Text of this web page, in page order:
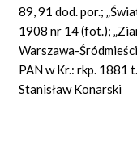
89, 91 dod. por.;
1908 nr 14 (fot.);
Warszawa-
PAN w Kr.: rkp. 1881
Stanisław Konarski